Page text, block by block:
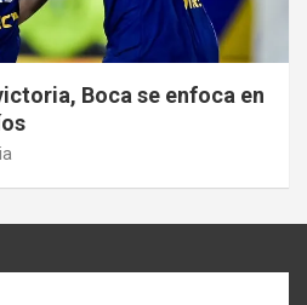
Boca se enfoca en